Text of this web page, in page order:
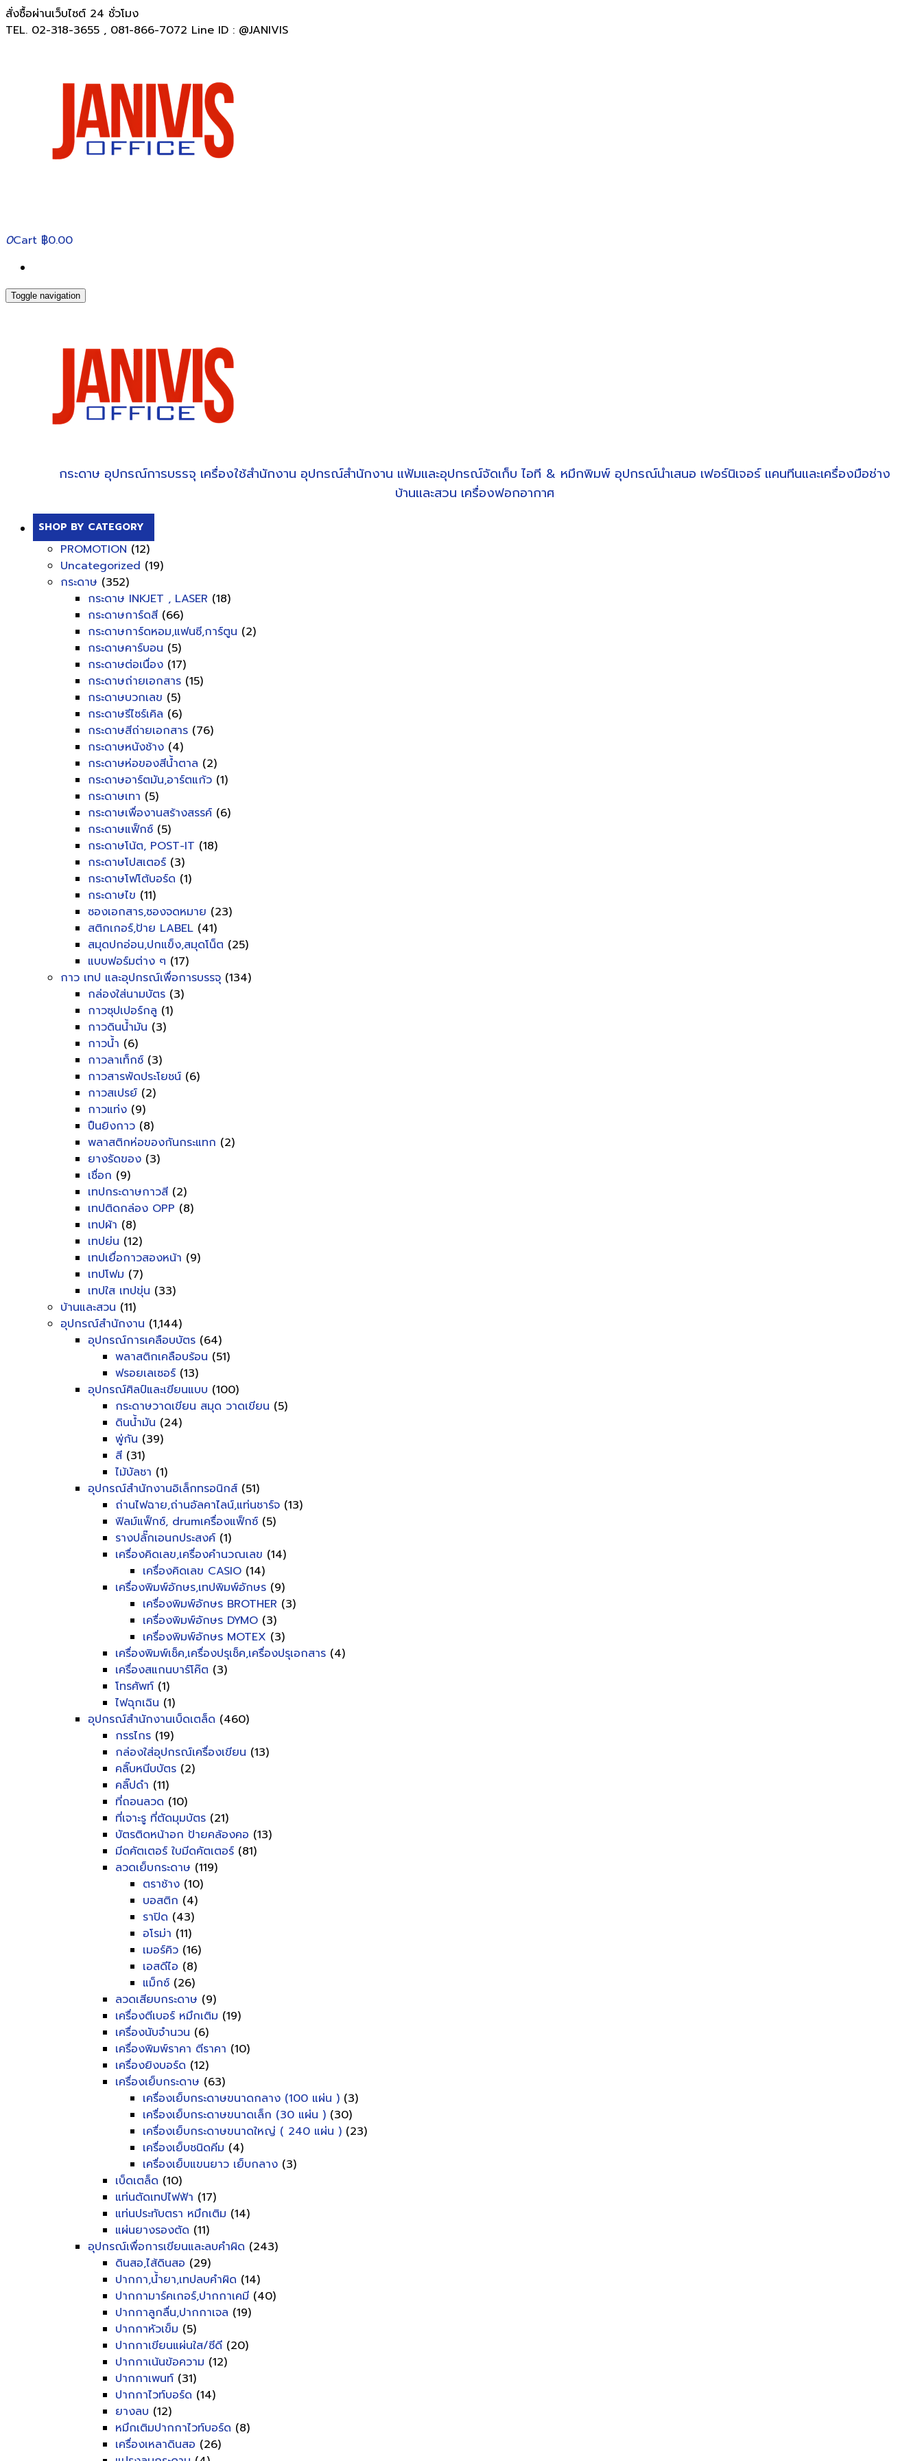
สั่งซื้อผ่านเว็บไซต์ 24 ชั่วโมง
TEL. 02-318-3655 , 081-866-7072 Line ID : @JANIVIS
0Cart ฿0.00
Toggle navigation
กระดาษ อุปกรณ์การบรรจุ เครื่องใช้สำนักงาน อุปกรณ์สำนักงาน แฟ้มและอุปกรณ์จัดเก็บ ไอที & หมึกพิมพ์ อุปกรณ์นำเสนอ เฟอร์นิเจอร์ แคนทีนและเครื่องมือช่าง
บ้านและสวน เครื่องฟอกอากาศ
SHOP BY CATEGORY
PROMOTION (12)
Uncategorized (19)
กระดาษ (352)
กระดาษ INKJET , LASER (18)
กระดาษการ์ดสี (66)
กระดาษการ์ดหอม,แฟนซี,การ์ตูน (2)
กระดาษคาร์บอน (5)
กระดาษต่อเนื่อง (17)
กระดาษถ่ายเอกสาร (15)
กระดาษบวกเลข (5)
กระดาษรีไซร์เคิล (6)
กระดาษสีถ่ายเอกสาร (76)
กระดาษหนังช้าง (4)
กระดาษห่อของสีน้ำตาล (2)
กระดาษอาร์ตมัน,อาร์ตแก้ว (1)
กระดาษเทา (5)
กระดาษเพื่องานสร้างสรรค์ (6)
กระดาษแฟ็กซ์ (5)
กระดาษโน้ต, POST-IT (18)
กระดาษโปสเตอร์ (3)
กระดาษโฟโต้บอร์ด (1)
กระดาษไข (11)
ซองเอกสาร,ซองจดหมาย (23)
สติกเกอร์,ป้าย LABEL (41)
สมุดปกอ่อน,ปกแข็ง,สมุดโน็ต (25)
แบบฟอร์มต่าง ๆ (17)
กาว เทป และอุปกรณ์เพื่อการบรรจุ (134)
กล่องใส่นามบัตร (3)
กาวซุปเปอร์กลู (1)
กาวดินน้ำมัน (3)
กาวน้ำ (6)
กาวลาเท็กซ์ (3)
กาวสารพัดประโยชน์ (6)
กาวสเปรย์ (2)
กาวแท่ง (9)
ปืนยิงกาว (8)
พลาสติกห่อของกันกระแทก (2)
ยางรัดของ (3)
เชื่อก (9)
เทปกระดาษกาวสี (2)
เทปติดกล่อง OPP (8)
เทปผ้า (8)
เทปย่น (12)
เทปเยื่อกาวสองหน้า (9)
เทปโฟม (7)
เทปใส เทปขุ่น (33)
บ้านและสวน (11)
อุปกรณ์สำนักงาน (1,144)
อุปกรณ์การเคลือบบัตร (64)
พลาสติกเคลือบร้อน (51)
ฟรอยเลเซอร์ (13)
อุปกรณ์ศิลป์และเขียนแบบ (100)
กระดาษวาดเขียน สมุด วาดเขียน (5)
ดินน้ำมัน (24)
พู่กัน (39)
สี (31)
ไม้บัลชา (1)
อุปกรณ์สำนักงานอิเล็กทรอนิกส์ (51)
ถ่านไฟฉาย,ถ่านอัลคาไลน์,แท่นชาร์จ (13)
ฟิลม์แฟ็กซ์, drumเครื่องแฟ็กซ์ (5)
รางปลั๊กเอนกประสงค์ (1)
เครื่องคิดเลข,เครื่องคำนวณเลข (14)
เครื่องคิดเลข CASIO (14)
เครื่องพิมพ์อักษร,เทปพิมพ์อักษร (9)
เครื่องพิมพ์อักษร BROTHER (3)
เครื่องพิมพ์อักษร DYMO (3)
เครื่องพิมพ์อักษร MOTEX (3)
เครื่องพิมพ์เช็ค,เครื่องปรุเช็ค,เครื่องปรุเอกสาร (4)
เครื่องสแกนบาร์โค๊ต (3)
โทรศัพท์ (1)
ไฟฉุกเฉิน (1)
อุปกรณ์สำนักงานเบ็ดเตล็ด (460)
กรรไกร (19)
กล่องใส่อุปกรณ์เครื่องเขียน (13)
คลิ๊บหนีบบัตร (2)
คลิ๊ปดำ (11)
ที่ถอนลวด (10)
ที่เจาะรู ที่ตัดมุมบัตร (21)
บัตรติดหน้าอก ป้ายคล้องคอ (13)
มีดคัตเตอร์ ใบมีดคัตเตอร์ (81)
ลวดเย็บกระดาษ (119)
ตราช้าง (10)
บอสติก (4)
ราปิด (43)
อโรม่า (11)
เมอร์คิว (16)
เอสดีไอ (8)
แม็กซ์ (26)
ลวดเสียบกระดาษ (9)
เครื่องตีเบอร์ หมึกเติม (19)
เครื่องนับจำนวน (6)
เครื่องพิมพ์ราคา ตีราคา (10)
เครื่องยิงบอร์ด (12)
เครื่องเย็บกระดาษ (63)
เครื่องเย็บกระดาษขนาดกลาง (100 แผ่น ) (3)
เครื่องเย็บกระดาษขนาดเล็ก (30 แผ่น ) (30)
เครื่องเย็บกระดาษขนาดใหญ่ ( 240 แผ่น ) (23)
เครื่องเย็บชนิดคีม (4)
เครื่องเย็บแขนยาว เย็บกลาง (3)
เบ็ดเตล็ด (10)
แท่นตัดเทปไฟฟ้า (17)
แท่นประทับตรา หมึกเติม (14)
แผ่นยางรองตัด (11)
อุปกรณ์เพื่อการเขียนและลบคำผิด (243)
ดินสอ,ไส้ดินสอ (29)
ปากกา,น้ำยา,เทปลบคำผิด (14)
ปากกามาร์คเกอร์,ปากกาเคมี (40)
ปากกาลูกลื่น,ปากกาเจล (19)
ปากกาหัวเข็ม (5)
ปากกาเขียนแผ่นใส/ซีดี (20)
ปากกาเน้นข้อความ (12)
ปากกาเพนท์ (31)
ปากกาไวท์บอร์ด (14)
ยางลบ (12)
หมึกเติมปากกาไวท์บอร์ด (8)
เครื่องเหลาดินสอ (26)